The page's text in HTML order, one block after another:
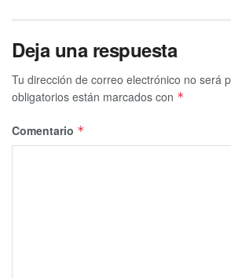
Deja una respuesta
Tu dirección de correo electrónico no será
obligatorios están marcados con *
Comentario *